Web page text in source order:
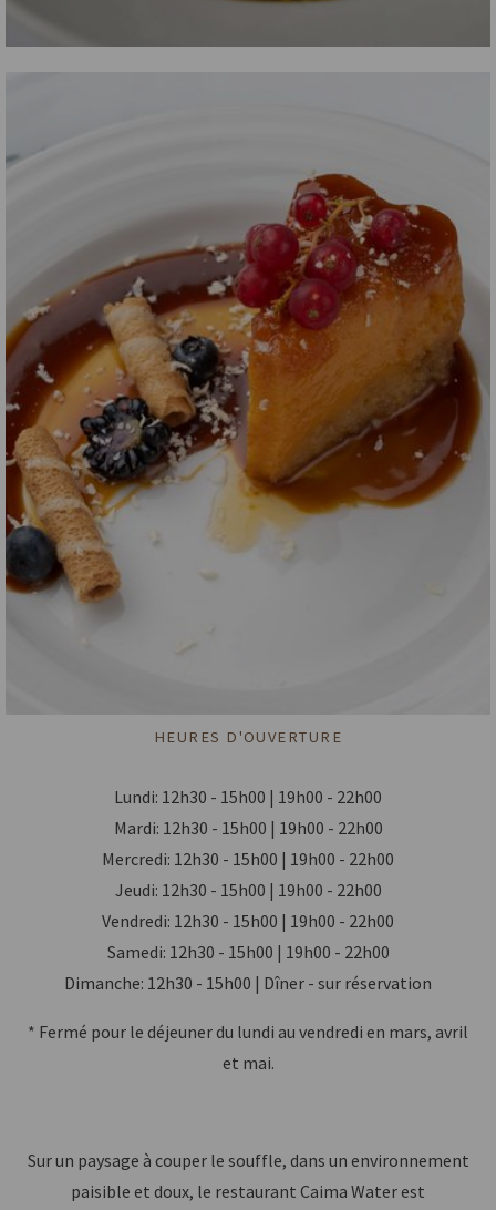
HEURES D'OUVERTURE
Lundi: 12h30 - 15h00 | 19h00 - 22h00
Mardi: 12h30 - 15h00 | 19h00 - 22h00
Mercredi: 12h30 - 15h00 | 19h00 - 22h00
Jeudi: 12h30 - 15h00 | 19h00 - 22h00
Vendredi: 12h30 - 15h00 | 19h00 - 22h00
Samedi: 12h30 - 15h00 | 19h00 - 22h00
Dimanche: 12h30 - 15h00 | Dîner - sur réservation
* Fermé pour le déjeuner du lundi au vendredi en mars, avril
et mai.
Sur un paysage à couper le souffle, dans un environnement
paisible et doux, le restaurant Caima Water est